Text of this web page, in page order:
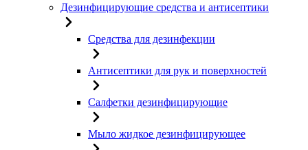
Дезинфицирующие средства и антисептики
Средства для дезинфекции
Антисептики для рук и поверхностей
Салфетки дезинфицирующие
Мыло жидкое дезинфицирующее